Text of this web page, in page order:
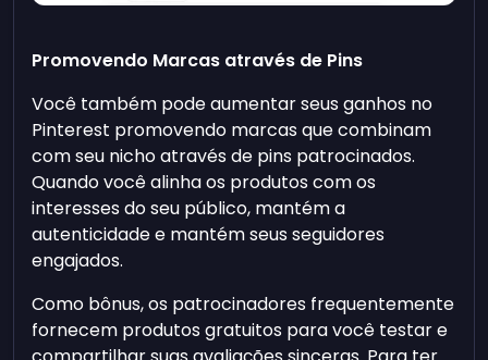
Promovendo Marcas através de Pins
Você também pode aumentar seus ganhos no
Pinterest promovendo marcas que combinam
com seu nicho através de pins patrocinados.
Quando você alinha os produtos com os
interesses do seu público, mantém a
autenticidade e mantém seus seguidores
engajados.
Como bônus, os patrocinadores frequentemente
fornecem produtos gratuitos para você testar e